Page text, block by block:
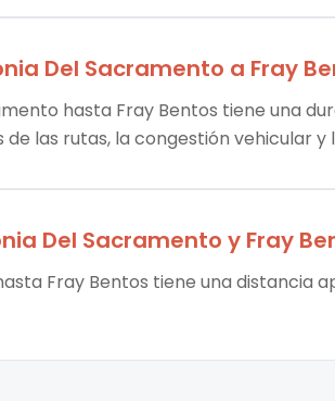
Del Sacramento a Fray
hasta Fray Bentos tiene una
las rutas, la congestión vehicular
Del Sacramento y Fray
Fray Bentos tiene una distancia